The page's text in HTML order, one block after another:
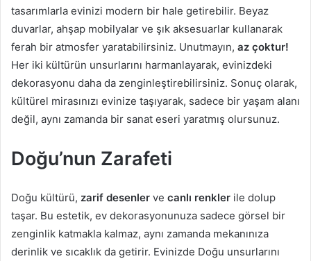
tasarımlarla evinizi modern bir hale getirebilir. Beyaz
duvarlar, ahşap mobilyalar ve şık aksesuarlar kullanarak
ferah bir atmosfer yaratabilirsiniz. Unutmayın, az çoktur!
Her iki kültürün unsurlarını harmanlayarak, evinizdeki
dekorasyonu daha da zenginleştirebilirsiniz. Sonuç olarak,
kültürel mirasınızı evinize taşıyarak, sadece bir yaşam alanı
değil, aynı zamanda bir sanat eseri yaratmış olursunuz.
Doğu’nun Zarafeti
Doğu kültürü, zarif desenler ve canlı renkler ile dolup
taşar. Bu estetik, ev dekorasyonunuza sadece görsel bir
zenginlik katmakla kalmaz, aynı zamanda mekanınıza
derinlik ve sıcaklık da getirir. Evinizde Doğu unsurlarını